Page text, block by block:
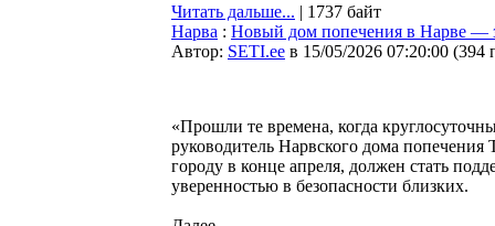
Читать дальше... | 1737 байт
Нарва : Новый дом попечения в Нарве —
Автор: SETI.ee в 15/05/2026 07:20:00 (394
«Прошли те времена, когда
руководитель Нарвского дома
городу в конце апреля, должен стать
уверенностью в безопасности близких.